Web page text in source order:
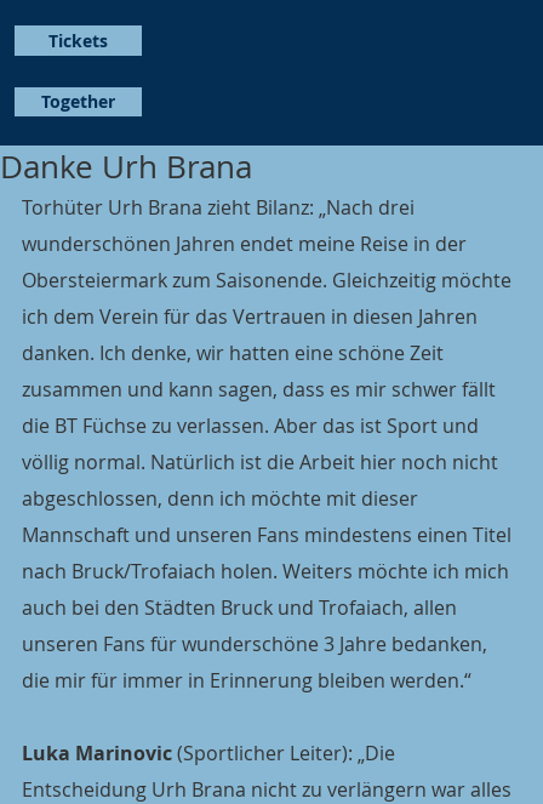
Together
Tickets
Danke Urh Brana
Torhüter Urh Brana zieht Bilanz: „Nach drei
wunderschönen Jahren endet meine Reise in der
Obersteiermark zum Saisonende. Gleichzeitig möchte
ich dem Verein für das Vertrauen in diesen Jahren
danken. Ich denke, wir hatten eine schöne Zeit
zusammen und kann sagen, dass es mir schwer fällt
die BT Füchse zu verlassen. Aber das ist Sport und
völlig normal. Natürlich ist die Arbeit hier noch nicht
abgeschlossen, denn ich möchte mit dieser
Mannschaft und unseren Fans mindestens einen Titel
nach Bruck/Trofaiach holen. Weiters möchte ich mich
auch bei den Städten Bruck und Trofaiach, allen
unseren Fans für wunderschöne 3 Jahre bedanken,
die mir für immer in Erinnerung bleiben werden.“
Luka Marinovic (Sportlicher Leiter): „Die
Entscheidung Urh Brana nicht zu verlängern war alles